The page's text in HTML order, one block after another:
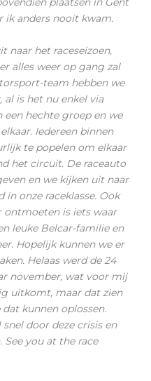
ik anders nooit kwam.
naar het raceseizoen,
alles weer op gang zal
team hebben we
is het nu enkel via
een hechte groep en we
Iedereen binnen
te popelen om elkaar
het circuit. De raceauto
en we kijken uit naar
in onze raceklasse. Ook
ontmoeten is iets waar
leuke Belcar-familie en
Hopelijk kunnen we er
Helaas werd de 24
november, wat voor mij
uitkomt, maar dat zien
kunnen oplossen.
door deze crisis en
you at the race